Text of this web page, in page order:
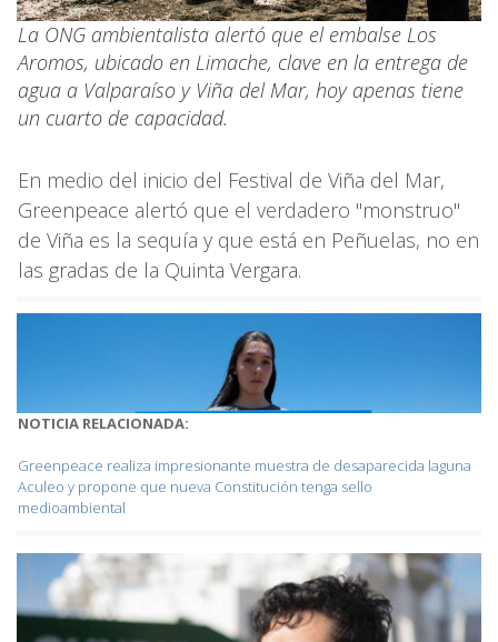
La ONG ambientalista alertó que el embalse Los
Aromos, ubicado en Limache, clave en la entrega de
agua a Valparaíso y Viña del Mar, hoy apenas tiene
un cuarto de capacidad.
En medio del inicio del Festival de Viña del Mar,
Greenpeace alertó que el verdadero "monstruo"
de Viña es la sequía y que está en Peñuelas, no en
las gradas de la Quinta Vergara.
NOTICIA RELACIONADA:
Greenpeace realiza impresionante muestra de desaparecida laguna
Aculeo y propone que nueva Constitución tenga sello
medioambiental